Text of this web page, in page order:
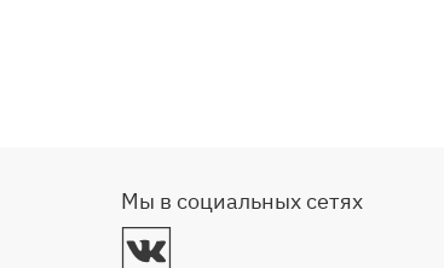
Мы в социальных сетях